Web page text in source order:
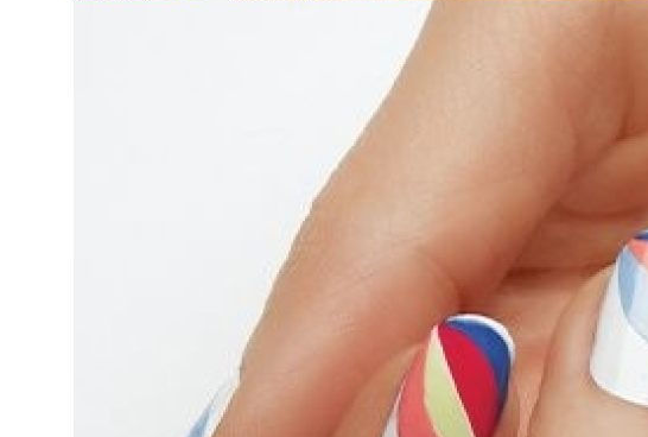
Как Повторно Использовать Воду После Варки Риса
Маникюр С Разноцветными Стрелочками
Необычная Пицца Из Слоеного Теста